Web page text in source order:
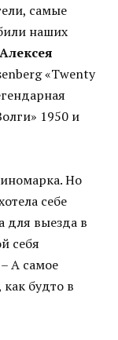
самые
наших
Алексея
«Twenty
1950 и
Но
себе
для выезда в
себя
– А самое
будто в